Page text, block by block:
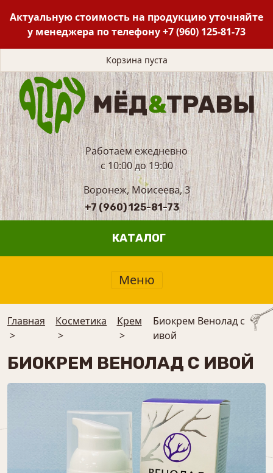
Актуальную стоимость на продукцию уточняйте
у менеджера по телефону+7 (960) 125-81-73
Корзина пуста
Работаем ежедневно
с 10:00 до 19:00
Воронеж, Моисеева, 3
+7 (960) 125-81-73
КАТАЛОГ
Меню
Главная
>
Косметика
>
Крем
>
Биокрем Венолад с
ивой
БИОКРЕМ ВЕНОЛАД С ИВОЙ